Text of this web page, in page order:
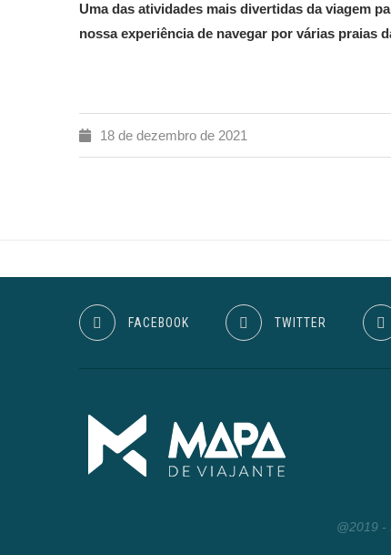
Uma das atividades mais divertidas da viagem
nossa experiência de navegar por várias praias
18 de dezembro de 2021
FACEBOOK TWITTER
@2019 -